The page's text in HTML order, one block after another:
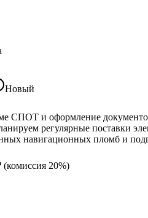
Новый
СПОТ и оформление
регулярные поставки
навигационных пломб и
(комиссия 20%)